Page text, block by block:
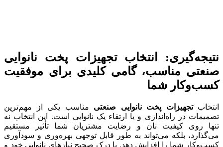
نتیجه‌گیری: انتخابتجهیزات پخت نانوایی
صنعتی مناسب، گامی کلیدی برای موفقیت
کسب‌وکار شما
انتخابتجهیزات پخت نانوایی صنعتی مناسب یکی از مهم‌ترین
تصمیمات در راه‌اندازی و یا ارتقاء یک نانوایی است. این انتخاب نه
تنها روی کیفیت نان و رضایت مشتریان شما تأثیر مستقیم
می‌گذارد، بلکه می‌تواند به طور قابل توجهی بهره‌وری و سودآوری
کسب‌وکار شما را افزایش دهد. با درک صحیح نیازهای نانوایی خود و